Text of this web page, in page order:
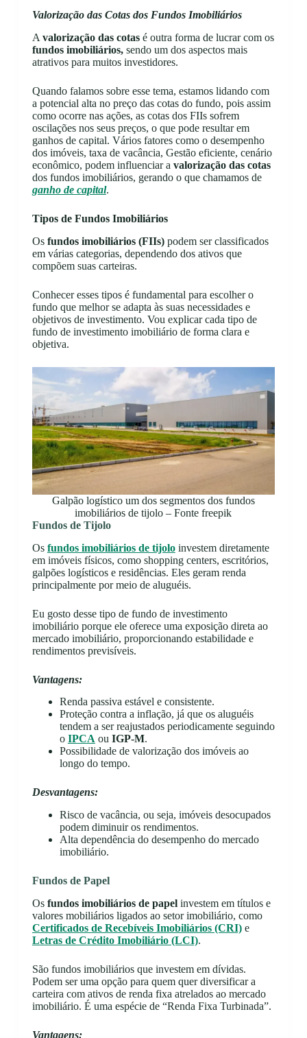
Valorização das Cotas dos Fundos Imobiliários
A valorização das cotas é outra forma de lucrar com os
fundos imobiliários, sendo um dos aspectos mais
atrativos para muitos investidores.
Quando falamos sobre esse tema, estamos lidando com
a potencial alta no preço das cotas do fundo, pois assim
como ocorre nas ações, as cotas dos FIIs sofrem
oscilações nos seus preços, o que pode resultar em
ganhos de capital. Vários fatores como o desempenho
dos imóveis, taxa de vacância, Gestão eficiente, cenário
econômico, podem influenciar a valorização das cotas
dos fundos imobiliários, gerando o que chamamos de
ganho de capital.
Tipos de Fundos Imobiliários
Os fundos imobiliários (FIIs)podem ser classificados
em várias categorias, dependendo dos ativos que
compõem suas carteiras.
Conhecer esses tipos é fundamental para escolher o
fundo que melhor se adapta às suas necessidades e
objetivos de investimento. Vou explicar cada tipo de
fundo de investimento imobiliário de forma clara e
objetiva.
Galpão logístico um dos segmentos dos fundos
imobiliários de tijolo – Fonte freepik
Fundos de Tijolo
Os fundos imobiliários de tijoloinvestem diretamente
em imóveis físicos, como shopping centers, escritórios,
galpões logísticos e residências. Eles geram renda
principalmente por meio de aluguéis.
Eu gosto desse tipo de fundo de investimento
imobiliário porque ele oferece uma exposição direta ao
mercado imobiliário, proporcionando estabilidade e
rendimentos previsíveis.
Vantagens:
Renda passiva estável e consistente.
Proteção contra a inflação, já que os aluguéis
tendem a ser reajustados periodicamente seguindo
o IPCA ou IGP-M.
Possibilidade de valorização dos imóveis ao
longo do tempo.
Desvantagens:
Risco de vacância, ou seja, imóveis desocupados
podem diminuir os rendimentos.
Alta dependência do desempenho do mercado
imobiliário.
Fundos de Papel
Os fundos imobiliários de papelinvestem em títulos e
valores mobiliários ligados ao setor imobiliário, como
Certificados de Recebíveis Imobiliários (CRI)e
Letras de Crédito Imobiliário (LCI).
São fundos imobiliários que investem em dívidas.
Podem ser uma opção para quem quer diversificar a
carteira com ativos de renda fixa atrelados ao mercado
imobiliário. É uma espécie de “Renda Fixa Turbinada”.
Vantagens: